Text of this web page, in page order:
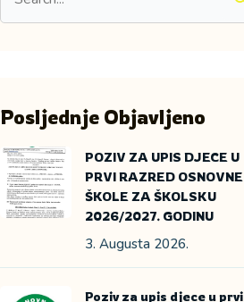
Posljednje Objavljeno
POZIV ZA UPIS DJECE U
PRVI RAZRED OSNOVNE
ŠKOLE ZA ŠKOLSKU
2026/2027. GODINU
3. Augusta 2026.
Poziv za upis djece u prvi